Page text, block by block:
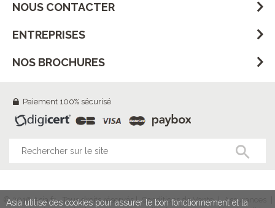
NOUS CONTACTER
ENTREPRISES
NOS BROCHURES
Paiement 100% sécurisé
© 2016 Asia.fr - Tous droits réservés | Conditions de Vente | Assurances
Asia utilise des cookies pour assurer le bon fonctionnement et la